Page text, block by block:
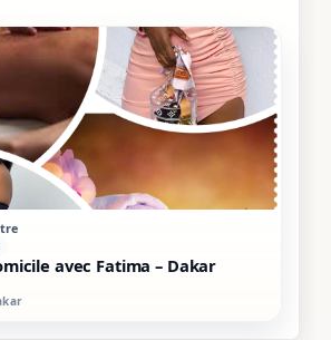
avec Fatima – Dakar